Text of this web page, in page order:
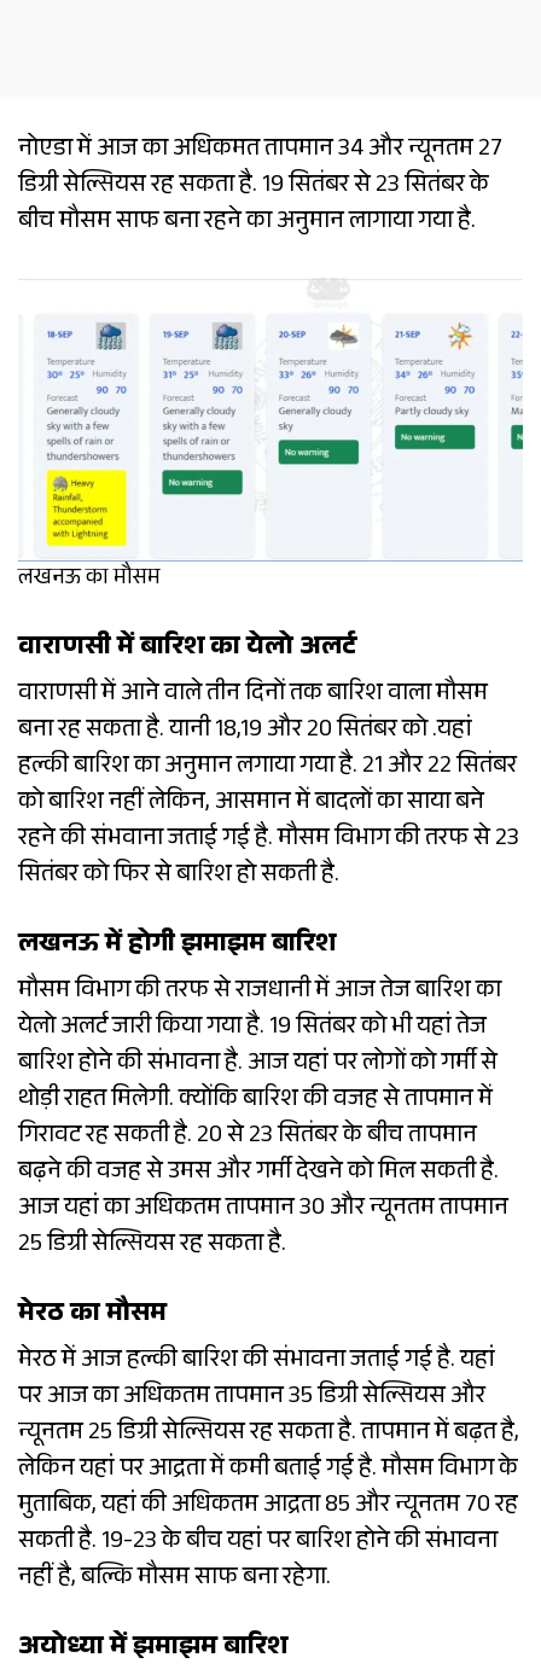
नोएडा में आज का अधिकमत तापमान 34 और न्यूनतम 27
डिग्री सेल्सियस रह सकता है. 19 सितंबर से 23 सितंबर के
बीच मौसम साफ बना रहने का अनुमान लागाया गया है.
लखनऊ का मौसम
वाराणसी में बारिश का येलो अलर्ट
वाराणसी में आने वाले तीन दिनों तक बारिश वाला मौसम
बना रह सकता है. यानी 18,19 और 20 सितंबर को .यहां
हल्की बारिश का अनुमान लगाया गया है. 21 और 22 सितंबर
को बारिश नहीं लेकिन, आसमान में बादलों का साया बने
रहने की संभवाना जताई गई है. मौसम विभाग की तरफ से 23
सितंबर को फिर से बारिश हो सकती है.
लखनऊ में होगी झमाझम बारिश
मौसम विभाग की तरफ से राजधानी में आज तेज बारिश का
येलो अलर्ट जारी किया गया है. 19 सितंबर को भी यहां तेज
बारिश होने की संभावना है. आज यहां पर लोगों को गर्मी से
थोड़ी राहत मिलेगी. क्योंकि बारिश की वजह से तापमान में
गिरावट रह सकती है. 20 से 23 सितंबर के बीच तापमान
बढ़ने की वजह से उमस और गर्मी देखने को मिल सकती है.
आज यहां का अधिकतम तापमान 30 और न्यूनतम तापमान
25 डिग्री सेल्सियस रह सकता है.
मेरठ का मौसम
मेरठ में आज हल्की बारिश की संभावना जताई गई है. यहां
पर आज का अधिकतम तापमान 35 डिग्री सेल्सियस और
न्यूनतम 25 डिग्री सेल्सियस रह सकता है. तापमान में बढ़त है,
लेकिन यहां पर आद्रता में कमी बताई गई है. मौसम विभाग के
मुताबिक, यहां की अधिकतम आद्रता 85 और न्यूनतम 70 रह
सकती है. 19-23 के बीच यहां पर बारिश होने की संभावना
नहीं है, बल्कि मौसम साफ बना रहेगा.
अयोध्या में झमाझम बारिश